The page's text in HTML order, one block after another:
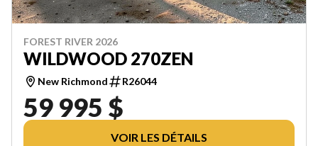
FOREST RIVER 2026
WILDWOOD 270ZEN
New Richmond R26044
59 995 $
VOIR LES DÉTAILS